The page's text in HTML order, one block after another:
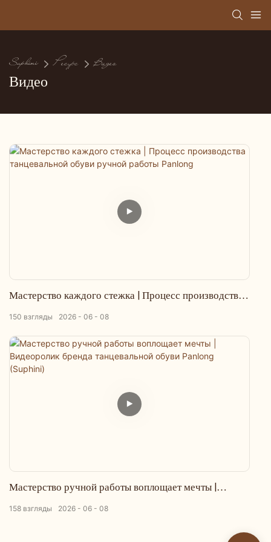
Suphini Ресурс Видео
Видео
Мастерство каждого стежка | Процесс производства
2026 06 08
150 взгляды
Мастерство ручной работы воплощает мечты |
(Suphini)
2026 06 08
158 взгляды